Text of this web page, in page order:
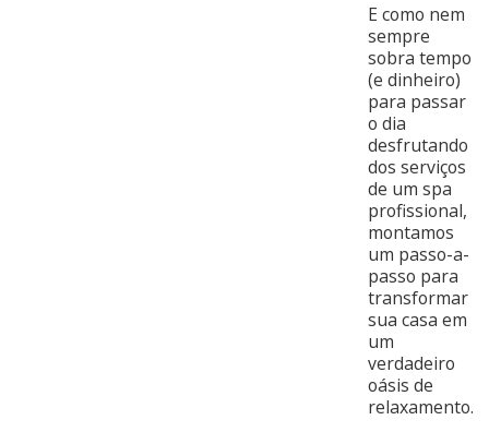
E como nem
sempre
sobra tempo
(e dinheiro)
para passar
o dia
desfrutando
dos serviços
de um spa
profissional,
montamos
um passo-a-
passo para
transformar
sua casa em
um
verdadeiro
oásis de
relaxamento.